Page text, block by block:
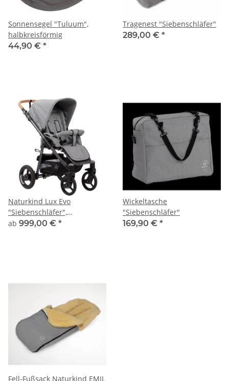
Sonnensegel "Tuluum",
halbkreisförmig
44,90 € *
Tragenest "Siebenschläfer"
289,00 € *
Naturkind Lux Evo
"Siebenschläfer",
Sportwagen
ab 999,00 € *
Wickeltasche
"Siebenschläfer"
169,90 € *
Fell-Fußsack Naturkind EMIL